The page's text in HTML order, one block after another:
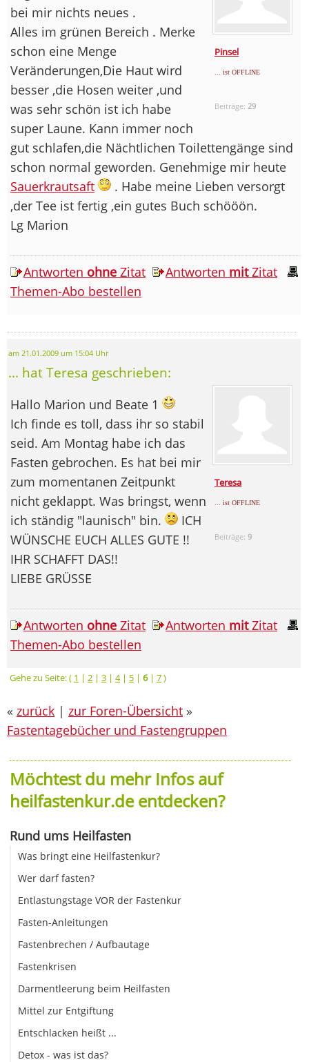
Pinsel
... ist OFFLINE
Beiträge: 29
bei mir nichts neues .
Alles im grünen Bereich . Merke
schon eine Menge
Veränderungen,Die Haut wird
besser ,die Hosen weiter ,und
was sehr schön ist ich habe
super Laune. Kann immer noch
gut schlafen,die Nächtlichen Toilettengänge sind
schon normal geworden. Genehmige mir heute
Sauerkrautsaft
. Habe meine Lieben versorgt
,der Tee ist fertig ,ein gutes Buch schööön.
Lg Marion
Antworten ohne Zitat Antworten mitZitat
Themen-Abo bestellen
am 21.01.2009 um 15:04 Uhr
... hat Teresa geschrieben:
Teresa
... ist OFFLINE
Beiträge:9
Hallo Marion und Beate 1
Ich finde es toll, dass ihr so stabil
seid. Am Montag habe ich das
Fasten gebrochen. Es hat bei mir
zum momentanen Zeitpunkt
nicht geklappt. Was bringst, wenn
ich ständig "launisch" bin.
ICH
WÜNSCHE EUCH ALLES GUTE !!
IHR SCHAFFT DAS!!
LIEBE GRÜSSE
Antworten ohne Zitat Antworten mitZitat
Themen-Abo bestellen
Gehe zu Seite: ( 1 | 2 | 3 | 4| 5 | 6| 7)
« zurück | zur Foren-Übersicht »
Fastentagebücher und Fastengruppen
Möchtest du mehr Infos auf
heilfastenkur.de entdecken?
Rund ums Heilfasten
Was bringt eine Heilfastenkur?
Wer darf fasten?
Entlastungstage VOR der Fastenkur
Fasten-Anleitungen
Fastenbrechen / Aufbautage
Fastenkrisen
Darmentleerung beim Heilfasten
Mittel zur Entgiftung
Entschlacken heißt ...
Detox - was ist das?